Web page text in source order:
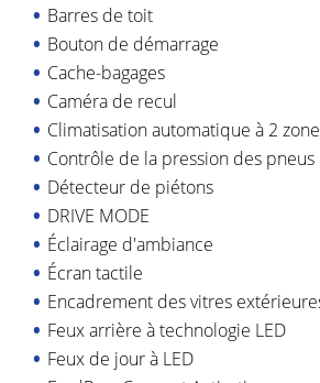
Barres de toit
Bouton de démarrage
Cache-bagages
Caméra de recul
Climatisation automatique à 2
Contrôle de la pression des pneus
Détecteur de piétons
DRIVE MODE
Éclairage d'ambiance
Écran tactile
Encadrement des vitres
Feux arrière à technologie LED
Feux de jour à LED